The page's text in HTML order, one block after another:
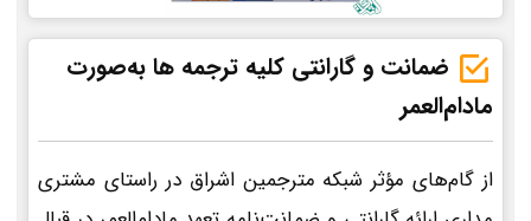
ضمانت و گارانتی کلیه ترجمه ها به‌صورت
مادام‌العمر
از گام‌های مؤثر شبکه مترجمین اشراق در راستای مشتری